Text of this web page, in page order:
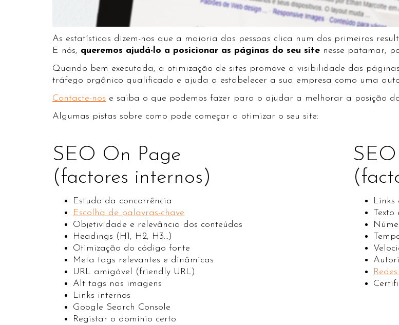
As estatísticas dizem-nos que a maioria das pessoas clica num dos primeiros
E nós, queremos ajudá-lo a posicionar as páginas do seu site nesse patamar,
Quando bem executada, a otimização de sites promove a visibilidade das
tráfego orgânico qualificado e ajuda a estabelecer a sua empresa como uma
Contacte-nos e saiba o que podemos fazer para o ajudar a melhorar a posição
Algumas pistas sobre como pode começar a otimizar o seu site:
SEO On Page
(factores internos)
Estudo da concorrência
Escolha de palavras-chave
Objetividade e relevância dos conteúdos
Headings (H1, H2, H3...)
Otimização do código fonte
Meta tags relevantes e dinâmicas
URL amigável (friendly URL)
Alt tags nas imagens
Links internos
Google Search Console
Registar o domínio certo
Links
Texto